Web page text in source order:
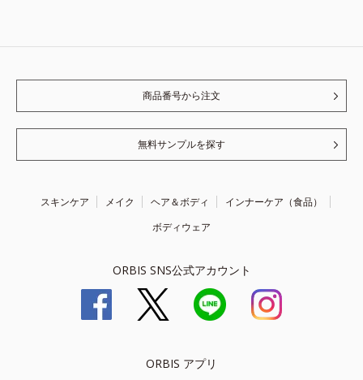
商品番号から注文
無料サンプルを探す
スキンケア メイク ヘア＆ボディ
インナーケア（食品）
ボディウェア
ORBIS SNS公式アカウント
ORBIS アプリ